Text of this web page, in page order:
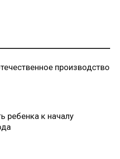
производство
ребенка к началу